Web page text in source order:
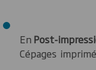
En Post-
Cépages